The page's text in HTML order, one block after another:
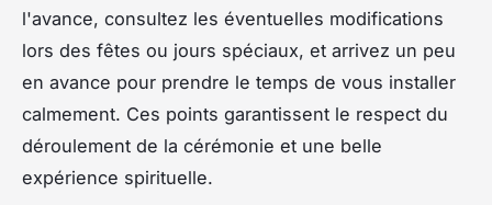
l'avance, consultez les éventuelles modifications
lors des fêtes ou jours spéciaux, et arrivez un peu
en avance pour prendre le temps de vous installer
calmement. Ces points garantissent le respect du
déroulement de la cérémonie et une belle
expérience spirituelle.